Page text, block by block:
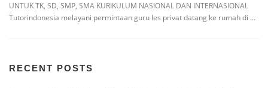
UNTUK TK, SD, SMP, SMA KURIKULUM NASIONAL DAN INTERNASIONAL
Tutorindonesia melayani permintaan guru les privat datang ke rumah di …
RECENT POSTS